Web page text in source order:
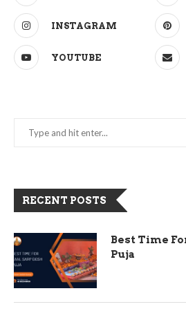
INSTAGRAM
YOUTUBE
RECENT POSTS
Best Time
Puja